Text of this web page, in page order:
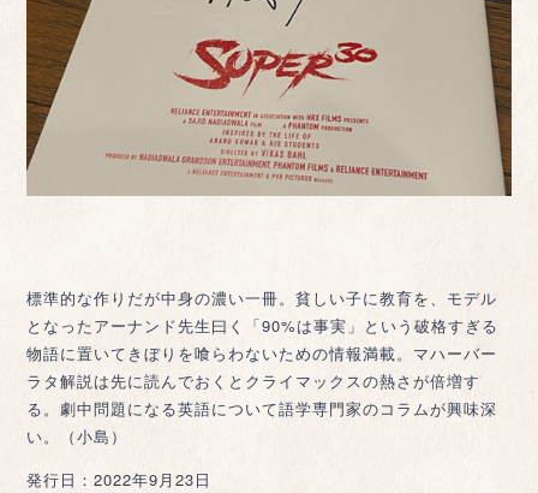
標準的な作りだが中身の濃い一冊。貧しい子に教育を、モデル
となったアーナンド先生曰く「90%は事実」という破格すぎる
物語に置いてきぼりを喰らわないための情報満載。マハーバー
ラタ解説は先に読んでおくとクライマックスの熱さが倍増す
る。劇中問題になる英語について語学専門家のコラムが興味深
い。（小島）
発行日：2022年9月23日